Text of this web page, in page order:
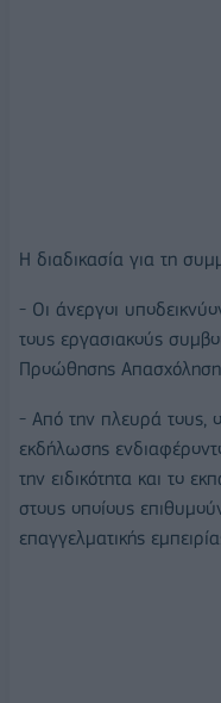
Η διαδικασία για τη
- Οι άνεργοι
τους εργασιακούς
Προώθησης
- Από την πλευρά τους,
εκδήλωσης
την ειδικότητα και το
στους οποίους
επαγγελματικής